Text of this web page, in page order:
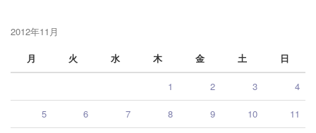
2012年11月
月
火 水 木 金 土 日
1 2 3 4
5 6 7 8 9 10 11